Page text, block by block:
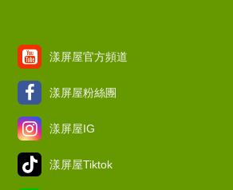
漾屏屋官方頻道
漾屏屋粉絲團
漾屏屋IG
漾屏屋Tiktok